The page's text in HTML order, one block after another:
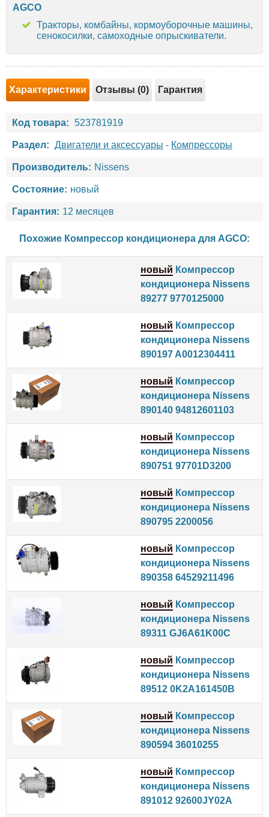
AGCO
Тракторы, комбайны, кормоуборочные машины,
сенокосилки, самоходные опрыскиватели.
Характеристики Отзывы (0) Гарантия
Код товара: 523781919
Раздел: Двигатели и аксессуары - Компрессоры
Производитель: Nissens
Состояние: новый
Гарантия: 12 месяцев
Похожие Компрессор кондиционера для AGCO:
новый Компрессор
кондиционера Nissens
89277 9770125000
новый Компрессор
кондиционера Nissens
890197 A0012304411
новый Компрессор
кондиционера Nissens
890140 94812601103
новый Компрессор
кондиционера Nissens
890751 97701D3200
новый Компрессор
кондиционера Nissens
890795 2200056
новый Компрессор
кондиционера Nissens
890358 64529211496
новый Компрессор
кондиционера Nissens
89311 GJ6A61K00C
новый Компрессор
кондиционера Nissens
89512 0K2A161450B
новый Компрессор
кондиционера Nissens
890594 36010255
новый Компрессор
кондиционера Nissens
891012 92600JY02A